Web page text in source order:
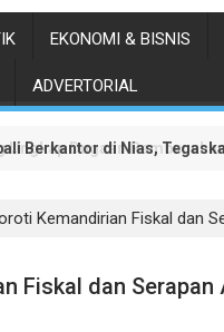
EKONOMI & BISNIS
ADVERTORIAL
Berkantor di Nias,
Ungkap Dugaan
Kemandirian Fiskal dan
Fiskal dan Serapan